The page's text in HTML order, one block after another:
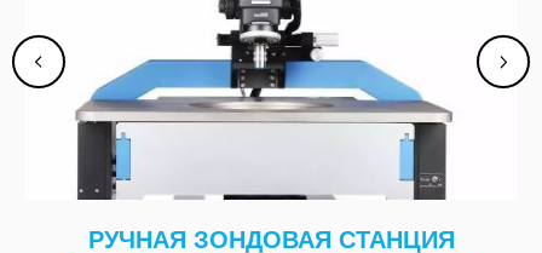
РУЧНАЯ ЗОНДОВАЯ СТАНЦИЯ